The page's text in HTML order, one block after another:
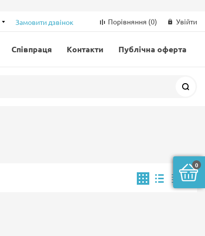
Замовити дзвінок Порівняння (0) Увійти
Співпраця Контакти Публічна оферта
0